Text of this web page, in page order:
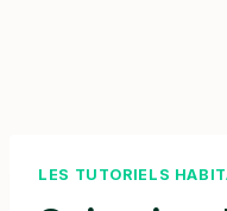
LES TUTORIELS